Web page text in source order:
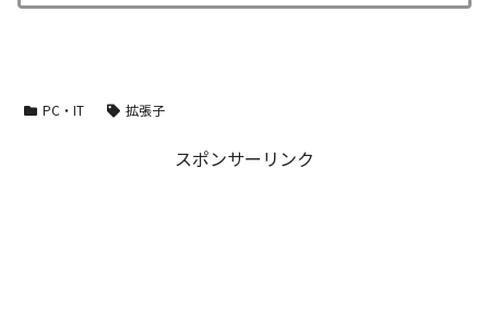
PC・IT 拡張子
スポンサーリンク